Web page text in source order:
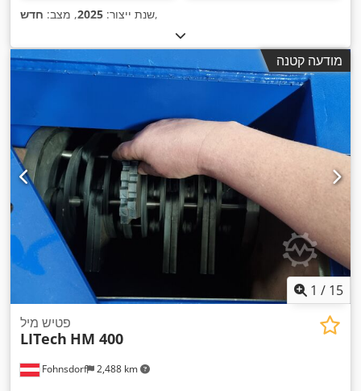
שנת ייצור: 2025, מצב: חדש ,
מודעה קטנה
1 / 15
Fohnsdorf 2,488 km
פטיש מיל
LITech HM 400